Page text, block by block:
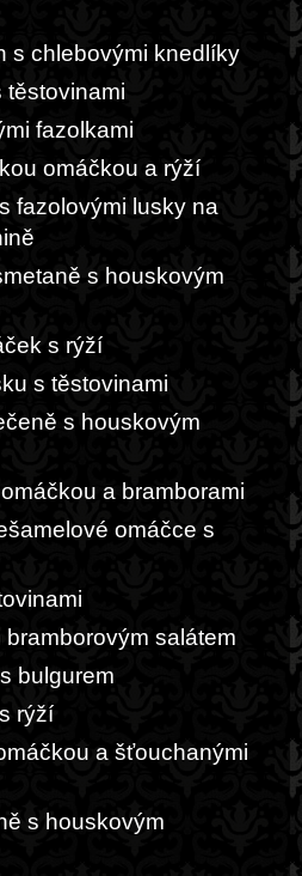
s chlebovými knedlíky
těstovinami
fazolkami
omáčkou a rýží
fazolovými lusky na
s houskovým
s rýží
s těstovinami
s houskovým
a bramborami
omáčce s
salátem
bulgurem
rýží
a šťouchanými
s houskovým